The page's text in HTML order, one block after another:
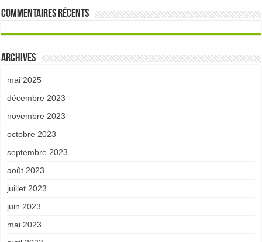
Commentaires récents
Archives
mai 2025
décembre 2023
novembre 2023
octobre 2023
septembre 2023
août 2023
juillet 2023
juin 2023
mai 2023